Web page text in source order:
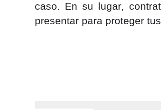
caso. En su lugar,
presentar para proteger